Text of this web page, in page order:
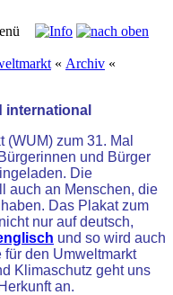
« Archiv «
international
zum 31. Mal
und Bürger
Die
auch an Menschen, die
Das Plakat zum
nur auf deutsch,
und so wird auch
den Umweltmarkt
Klimaschutz geht uns
an.